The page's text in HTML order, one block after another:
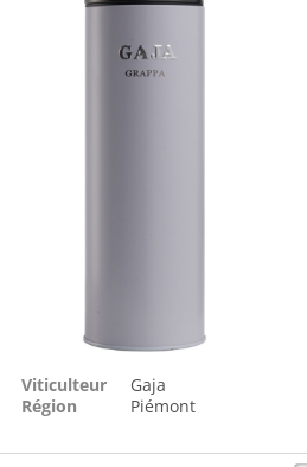
Viticulteur
Gaja
Région
Piémont